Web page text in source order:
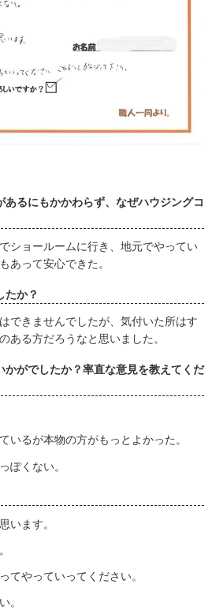
るにもかかわらず、なぜハウジングコ
ショールームに行き、地元でやってい
あって安心できた。
たか？
できませんでしたが、気付いた所はす
ある方だろうなと思いました。
がでしたか？率直な意見を教えてくだ
いるが本物の方がもっとよかった。
ぽくない。
います。
てやっていってください。
。